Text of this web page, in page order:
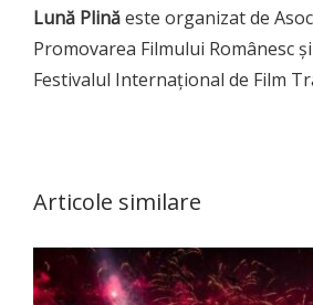
Lună Plinăeste organizat de
Promovarea Filmului Românesc
Festivalul Internațional de Film
Articole similare